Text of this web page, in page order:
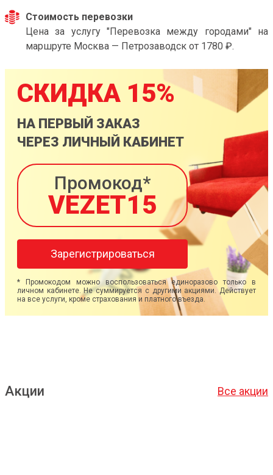
Стоимость перевозки
Цена за услугу "Перевозка между городами" на
маршруте Москва — Петрозаводск от 1780 ₽.
СКИДКА 15%
НА ПЕРВЫЙ ЗАКАЗ
ЧЕРЕЗ ЛИЧНЫЙ КАБИНЕТ
Промокод*
VEZET15
Зарегистрироваться
* Промокодом можно воспользоваться единоразово только в
личном кабинете. Не суммируется с другими акциями. Действует
на все услуги, кроме страхования и платного въезда.
Акции Все акции